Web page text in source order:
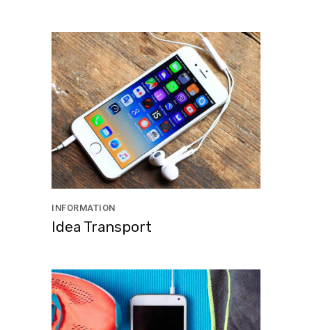
INFORMATION
Idea Transport